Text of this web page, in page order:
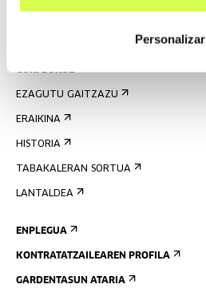
Personalizar
BIDALI ZURE PROPOSAMENA
GURI BURUZ
EZAGUTU GAITZAZU
ERAIKINA
HISTORIA
TABAKALERAN SORTUA
LANTALDEA
ENPLEGUA
KONTRATATZAILEAREN PROFILA
GARDENTASUN ATARIA